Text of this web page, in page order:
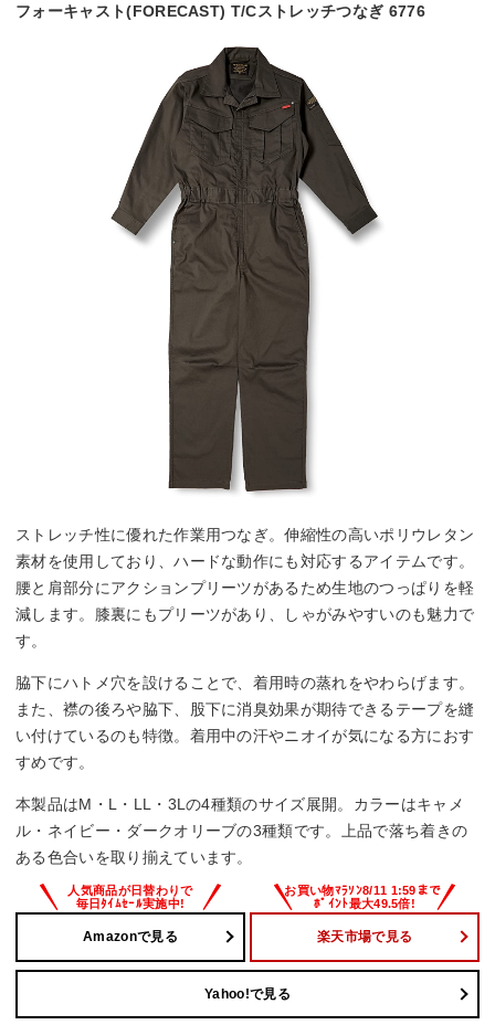
フォーキャスト(FORECAST) T/Cストレッチつなぎ 6776
ストレッチ性に優れた作業用つなぎ。伸縮性の高いポリウレタン
素材を使用しており、ハードな動作にも対応するアイテムです。
腰と肩部分にアクションプリーツがあるため生地のつっぱりを軽
減します。膝裏にもプリーツがあり、しゃがみやすいのも魅力で
す。
脇下にハトメ穴を設けることで、着用時の蒸れをやわらげます。
また、襟の後ろや脇下、股下に消臭効果が期待できるテープを縫
い付けているのも特徴。着用中の汗やニオイが気になる方におす
すめです。
本製品はM・L・LL・3Lの4種類のサイズ展開。カラーはキャメ
ル・ネイビー・ダークオリーブの3種類です。上品で落ち着きの
ある色合いを取り揃えています。
Amazonで見る 楽天市場で見る
Yahoo!で見る